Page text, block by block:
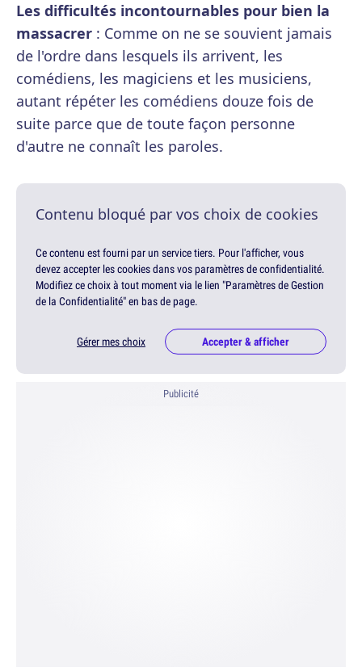
Les difficultés incontournables pour bien la
massacrer : Comme on ne se souvient jamais
de l'ordre dans lesquels ils arrivent, les
comédiens, les magiciens et les musiciens,
autant répéter les comédiens douze fois de
suite parce que de toute façon personne
d'autre ne connaît les paroles.
Contenu bloqué par vos choix de cookies
Ce contenu est fourni par un service tiers. Pour l'afficher, vous
devez accepter les cookies dans vos paramètres de confidentialité.
Modifiez ce choix à tout moment via le lien "Paramètres de Gestion
de la Confidentialité" en bas de page.
Gérer mes choix Accepter & afficher
Publicité